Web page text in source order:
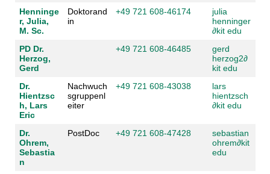
Henninge
r, Julia,
M. Sc.
Doktorand
in
+49 721 608-46174
julia
henninger
∂kit edu
PD Dr.
Herzog,
Gerd
+49 721 608-46485
gerd
herzog2∂
kit edu
Dr.
Hientzsc
h, Lars
Eric
Nachwuch
sgruppenl
eiter
+49 721 608-43038
lars
hientzsch
∂kit edu
Dr.
Ohrem,
Sebastia
n
PostDoc +49 721 608-47428
sebastian
ohrem∂kit
edu